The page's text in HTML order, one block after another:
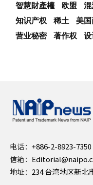
智慧財產權
欧盟 混
知识产权
稀土 美
营业秘密
著作权
电话： +886-2-8923-7350
信箱：
地址： 234 台湾地区新北